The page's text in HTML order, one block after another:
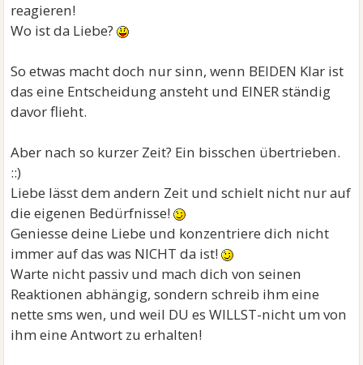
reagieren!
Wo ist da Liebe?
So etwas macht doch nur sinn, wenn BEIDEN Klar ist
das eine Entscheidung ansteht und EINER ständig
davor flieht.
Aber nach so kurzer Zeit? Ein bisschen übertrieben.
::)
Liebe lässt dem andern Zeit und schielt nicht nur auf
die eigenen Bedürfnisse!
Geniesse deine Liebe und konzentriere dich nicht
immer auf das was NICHT da ist!
Warte nicht passiv und mach dich von seinen
Reaktionen abhängig, sondern schreib ihm eine
nette sms wen, und weil DU es WILLST-nicht um von
ihm eine Antwort zu erhalten!